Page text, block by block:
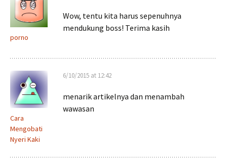
porno
Wow, tentu kita harus sepenuhnya
mendukung boss! Terima kasih
Cara
Mengobati
Nyeri Kaki
6/10/2015 at 12:42
menarik artikelnya dan menambah
wawasan